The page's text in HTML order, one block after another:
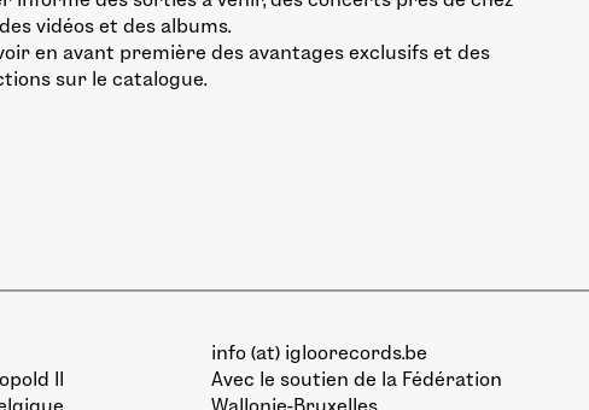
vidéos et des albums.
en avant première des avantages exclusifs et des
sur le catalogue.
II
info (at) igloorecords.be
Avec le soutien de la Fédération
Wallonie-Bruxelles